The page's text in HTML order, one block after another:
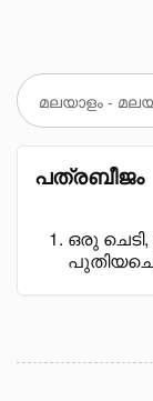
പത്രബീജം
ഒരു